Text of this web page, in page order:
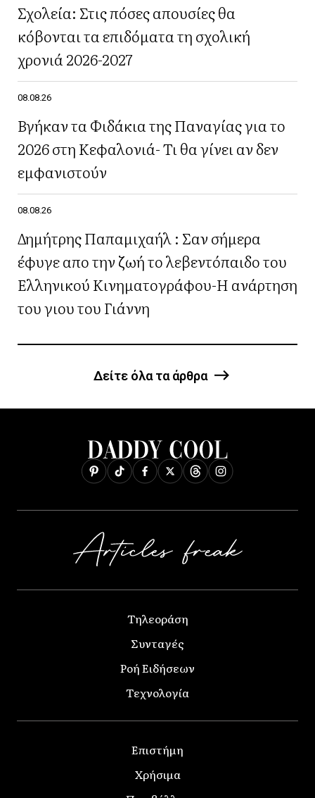
Σχολεία: Στις πόσες απουσίες θα
κόβονται τα επιδόματα τη σχολική
χρονιά 2026-2027
08.08.26
Βγήκαν τα Φιδάκια της Παναγίας για το
2026 στη Κεφαλονιά- Τι θα γίνει αν δεν
εμφανιστούν
08.08.26
Δημήτρης Παπαμιχαήλ : Σαν σήμερα
έφυγε απο την ζωή το λεβεντόπαιδο του
Ελληνικού Κινηματογράφου-Η ανάρτηση
του γιου του Γιάννη
Δείτε όλα τα άρθρα
Τηλεοράση
Συνταγές
Ροή Ειδήσεων
Τεχνολογία
Επιστήμη
Χρήσιμα